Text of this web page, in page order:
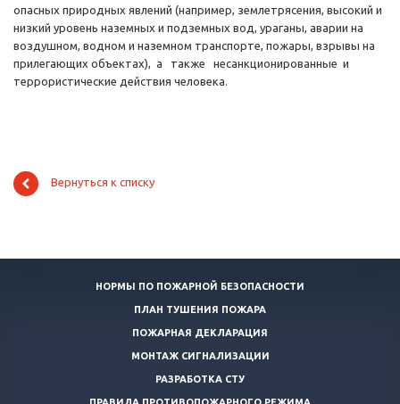
опасных природных явлений (например, землетрясения, высокий и
низкий уровень наземных и подземных вод, ураганы, аварии на
воздушном, водном и наземном транспорте, пожары, взрывы на
прилегающих объектах), а также несанкционированные и
террористические действия человека.
Вернуться к списку
НОРМЫ ПО ПОЖАРНОЙ БЕЗОПАСНОСТИ
ПЛАН ТУШЕНИЯ ПОЖАРА
ПОЖАРНАЯ ДЕКЛАРАЦИЯ
МОНТАЖ СИГНАЛИЗАЦИИ
РАЗРАБОТКА СТУ